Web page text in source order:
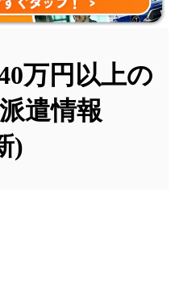
万円以上の
遣情報
)